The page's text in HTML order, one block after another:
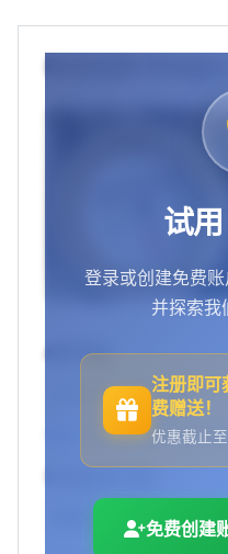
试
登录或创建免费
并探索我
注册即可
费赠送！
优惠截止
免费创建
API Key
Log in to use your API